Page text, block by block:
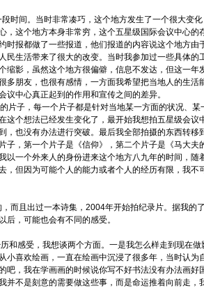
间。当时非常凑巧，这个地方发生了一个很大变化
，这个地方本身非常穷，这个五星级国际会议中心的
时报都做了一些报道，他们报道的内容说这个地方由
民生活带来了很大的改变。当时我参加过一些具体的
缩影，虽然这个地方很偏僻，信息不发达，但这一年
多朋友，也很有感情，一方面我希望把当地人的生活
中心真正起到的作用和宣传之间的差异。
子，每一个片子都是针对当地某一方面的状况、某
这个想法已经发生变化了，最开始我想拍五星级会议
也没有办法进行突破。最后我全部拍摄的东西转移
子，第一个片子是《信仰》，第二个片子是《马大夫
以一个外来人的身份进来这个地方八九年的时间，随
，但因为可能个人的能力或者个人的经历有限，我不
且出过一本诗集，2004年开始拍纪录片。据我的
，可能也会有不同的感受。
感受，我想谈两个方面。一是我怎么样走到现在做
喜欢绘画，一直在绘画中沉浸了很多年，当时认为
，我在学画画的时候说你写不好书法没有办法画好
并不是刻意的需要做这些事，而是命运推着向前走，